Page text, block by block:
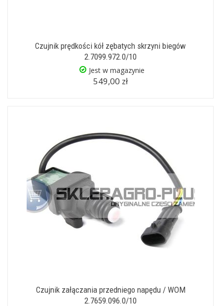
Czujnik prędkości kół zębatych skrzyni biegów
2.7099.972.0/10
Jest w magazynie
549,00 zł
Czujnik załączania przedniego napędu / WOM
2.7659.096.0/10